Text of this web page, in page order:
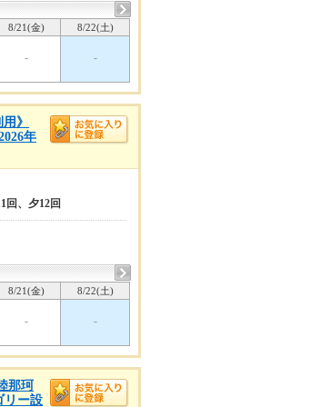
8/21(金) 8/22(土)
- -
》
年
回、夕12回
8/21(金) 8/22(土)
- -
那珂
リー設